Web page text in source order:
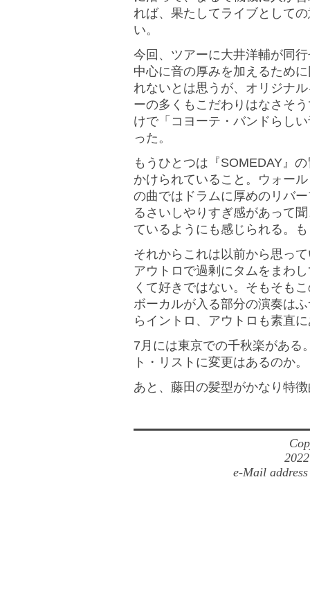
れば、果たしてライブとして
い。
今回、ツアーに大井洋輔が同
中心に音の厚みを加えるため
れないとは思うが、オリジナ
ーの多くもこだわりはなさそ
けで「コヨーテ・バンドらし
った。
もうひとつは『SOMEDAY』
かけられていること。ウォー
の曲ではドラムに厚めのリバ
るさいしやりすぎ感があって
ているようにも感じられる。
それからこれは以前から思っ
アウトロで過剰にタムをまわ
くて好きではない。そもそも
ボーカルが入る部分の演奏は
らイントロ、アウトロも素直
7月には東京での千秋楽がある
ト・リストに変更はあるのか。
あと、藤田の髪型がかなり特
e-Mail